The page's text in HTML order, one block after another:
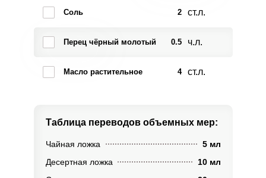
Соль 2 ст.л.
Перец чёрный молотый 0.5 ч.л.
Масло растительное 4 ст.л.
Таблица переводов объемных мер:
Чайная ложка
5 мл
Десертная ложка
10 мл